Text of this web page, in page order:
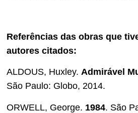
Referências das obras que
autores citados:
ALDOUS, Huxley. Admirável
São Paulo: Globo, 2014.
ORWELL, George. 1984. São